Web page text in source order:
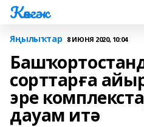
Көнгәк
Яңылыҡтар 8 ИЮНЯ 2020, 10:04
сорттарға
эре
дауам итә